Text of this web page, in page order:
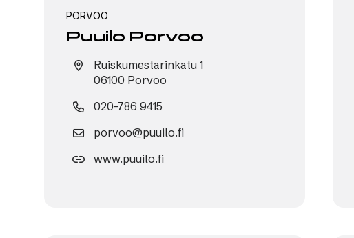
PORVOO
Puuilo Porvoo
Ruiskumestarinkatu 1
06100 Porvoo
020-786 9415
porvoo@puuilo.fi
www.puuilo.fi